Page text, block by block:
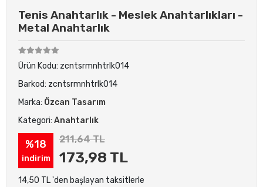
Tenis Anahtarlık - Meslek Anahtarlıkları -
Metal Anahtarlık
Ürün Kodu: zcntsrmnhtrlk014
Barkod: zcntsrmnhtrlk014
Marka: Özcan Tasarım
Kategori: Anahtarlık
%18
indirim
211,64 TL
173,98 TL
14,50 TL 'den başlayan taksitlerle